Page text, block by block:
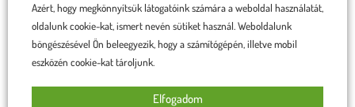
Sorrento Kanapék Sorrento kanapé
Azért, hogy megkönnyítsük látogatóink számára a weboldal használatát,
oldalunk cookie-kat, ismert nevén sütiket használ. Weboldalunk
böngészésével Ön beleegyezik, hogy a számítógépén, illetve mobil
eszközén cookie-kat tároljunk.
Elfogadom